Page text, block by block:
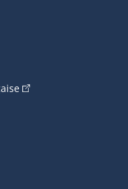
(Cet hyperlien
externe s'ouvrira
externe
s'ouvrira dans une